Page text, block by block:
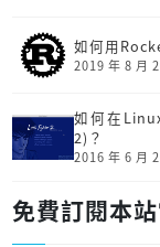
如何用
2019 年 8 月
如何在
2)？
2016 年 6 月
免費訂閱本